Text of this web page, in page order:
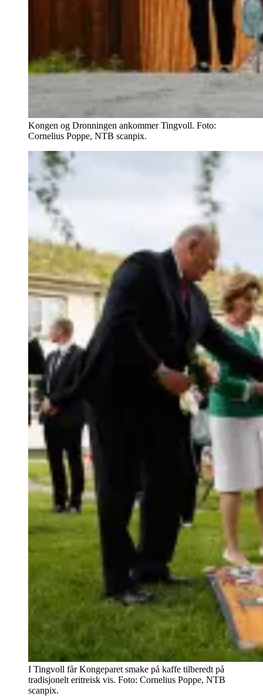
Kongen og Dronningen ankommer Tingvoll. Foto:
Cornelius Poppe, NTB scanpix.
I Tingvoll får Kongeparet smake på kaffe tilberedt på
tradisjonelt eritreisk vis. Foto: Cornelius Poppe, NTB
scanpix.